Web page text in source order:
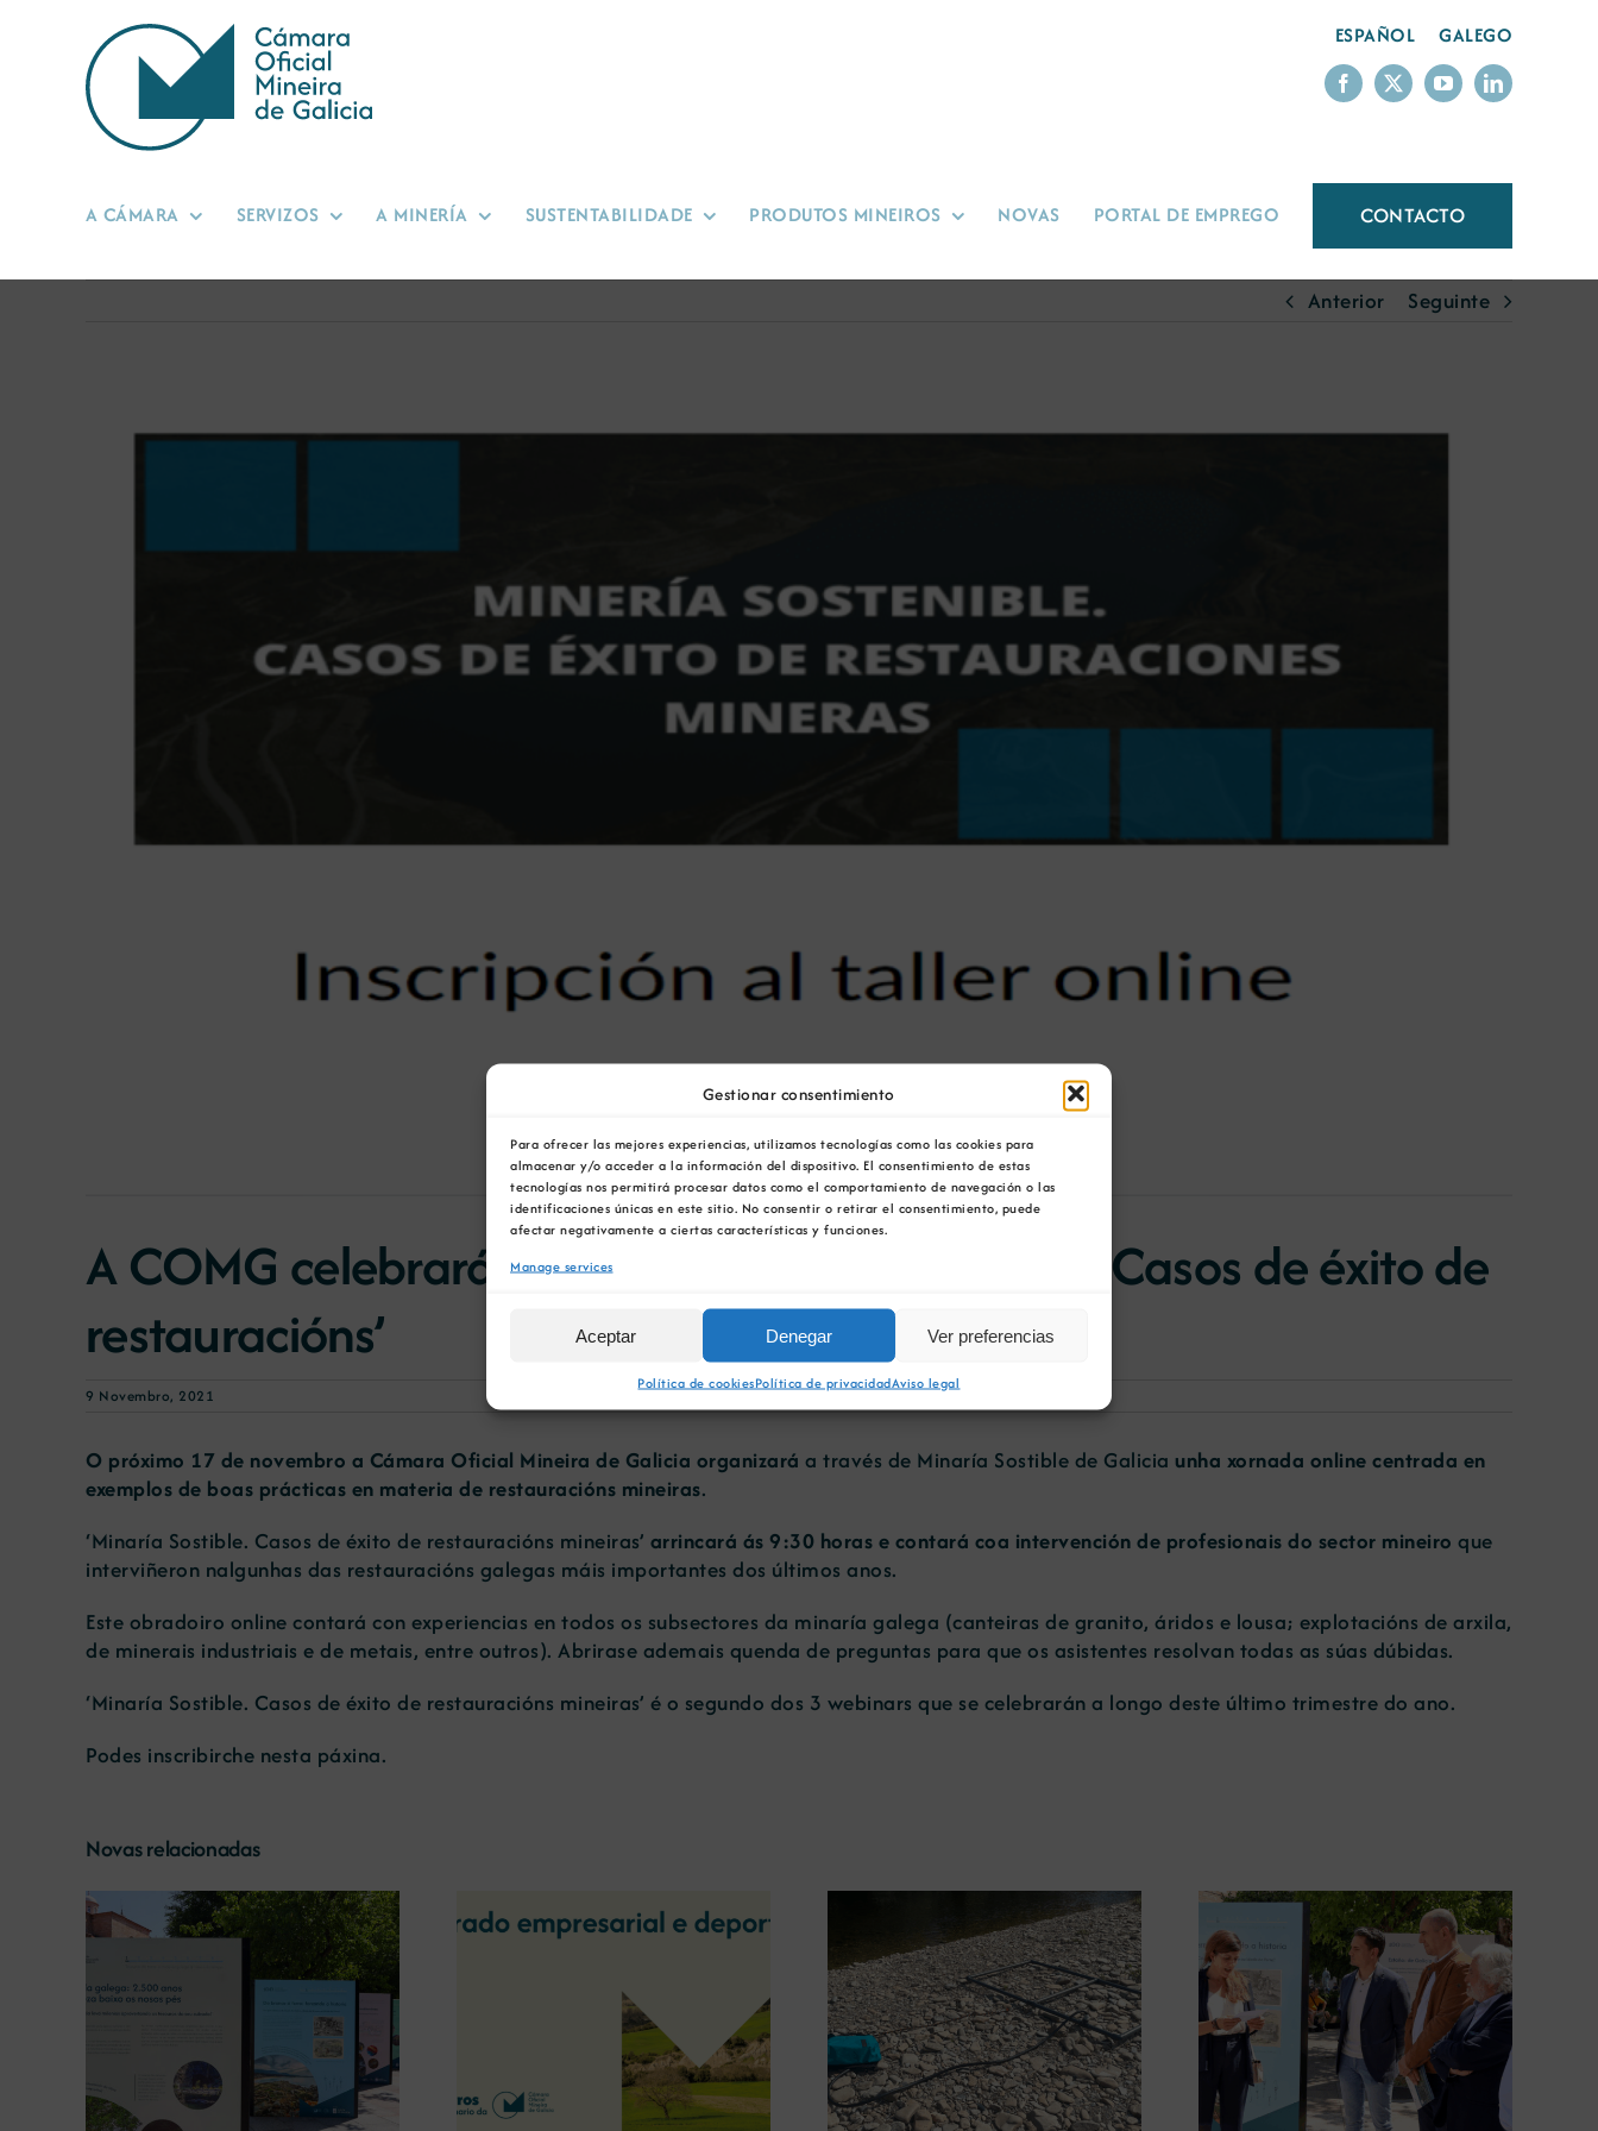
Gestionar consentimiento
Para ofrecer las mejores experiencias, utilizamos tecnologías como las cookies para
almacenar y/o acceder a la información del dispositivo. El consentimiento de estas
tecnologías nos permitirá procesar datos como el comportamiento de navegación o las
identificaciones únicas en este sitio. No consentir o retirar el consentimiento, puede
afectar negativamente a ciertas características y funciones.
Manage services
Aceptar Denegar Ver preferencias
Política de cookiesPolítica de privacidadAviso legal
ESPAÑOL GALEGO
A CÁMARA SERVIZOS A MINERÍA SUSTENTABILIDADE PRODUTOS MINEIROS NOVAS PORTAL DE EMPREGO CONTACTO
Anterior Seguinte
Larger
A COMG celebrará o webinar ‘Minaría Sostible. Casos de éxito de
restauracións’
9 Novembro, 2021
O próximo 17 de novembro a Cámara Oficial Mineira de Galicia organizará a través de Minaría Sostible de Galicia unha xornada online centrada en
exemplos de boas prácticas en materia de restauracións mineiras.
‘Minaría Sostible. Casos de éxito de restauracións mineiras’ arrincará ás 9:30 horas e contará coa intervención de profesionais do sector mineiro que
interviñeron nalgunhas das restauracións galegas máis importantes dos últimos anos.
Este obradoiro online contará con experiencias en todos os subsectores da minaría galega (canteiras de granito, áridos e lousa; explotacións de arxila,
de minerais industriais e de metais, entre outros). Abrirase ademais quenda de preguntas para que os asistentes resolvan todas as súas dúbidas.
‘Minaría Sostible. Casos de éxito de restauracións mineiras’ é o segundo dos 3 webinars que se celebrarán a longo deste último trimestre do ano.
Podes inscribirche nesta páxina.
Novas relacionadas
A COMG reúne a dous
líderes empresarias con
motivo do seu Centenario
para debater sobre o futuro
do rural galego
presentan as últimas
innovacións en restauración
ambiental para a minaría
galega
A COMG inaugura en
Ourense a exposición
‘Tesouros da terra’
A COMG leva a Vigo a
exposición ‘Tesouros da terra’